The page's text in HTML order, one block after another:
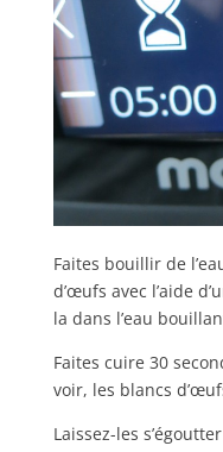
Faites bouillir de
d’œufs avec l’aide
la dans l’eau
Faites cuire 30
voir, les blancs
Laissez-les